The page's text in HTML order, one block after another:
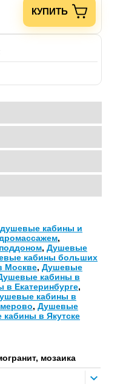
мозаика
КУПИТЬ
кабины и
,
, Душевые
кабины больших
Москве, Душевые
кабины в
Екатеринбурге,
кабины в
, Душевые
в Якутске